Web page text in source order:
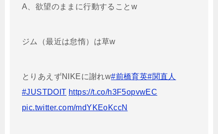
A、欲望のままに行動することw
ジム（最近は怠惰）は草w
とりあえずNIKEに謝れw#前橋育英#関直人
#JUSTDOIT https://t.co/h3F5opvwEC
pic.twitter.com/mdYKEoKccN